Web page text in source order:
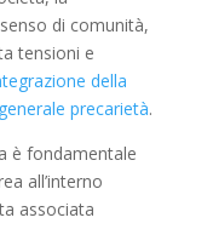
di comunità,
tensioni e
della
precarietà.
è fondamentale
all’interno
associata